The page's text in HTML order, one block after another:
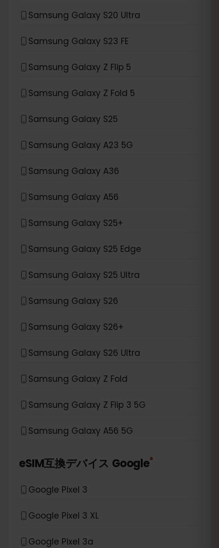
Samsung Galaxy S20 Ultra
Samsung Galaxy S23 FE
Samsung Galaxy Z Flip 5
Samsung Galaxy Z Fold 5
Samsung Galaxy S25
Samsung Galaxy A23 5G
Samsung Galaxy A36
Samsung Galaxy A56
Samsung Galaxy S25+
Samsung Galaxy S25 Edge
Samsung Galaxy S25 Ultra
Samsung Galaxy S26
Samsung Galaxy S26+
Samsung Galaxy S26 Ultra
Samsung Galaxy Z Fold
Samsung Galaxy Z Flip 3 5G
Samsung Galaxy A56 5G
eSIM互換デバイス Google*
Google Pixel 3
Google Pixel 3 XL
Google Pixel 3a